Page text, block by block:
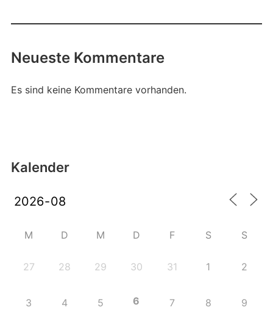
Neueste Kommentare
Es sind keine Kommentare vorhanden.
Kalender
M D M D F S S
27 28 29 30 31 1 2
3 4 5 6 7 8 9